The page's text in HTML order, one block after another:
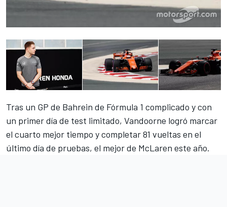
Tras un GP de Bahrein de Fórmula 1 complicado y con
un primer día de test limitado, Vandoorne logró marcar
el cuarto mejor tiempo y completar 81 vueltas en el
último día de pruebas, el mejor de McLaren este año.